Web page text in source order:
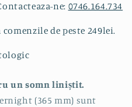
ne: 0746.164.734
de peste 249lei.
un somn liniștit.
(365 mm) sunt